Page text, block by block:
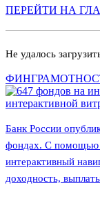
ПЕРЕЙТИ НА
Не удалось
интерактивной
Банк России
фондах. С помощью
интерактивный
доходность,